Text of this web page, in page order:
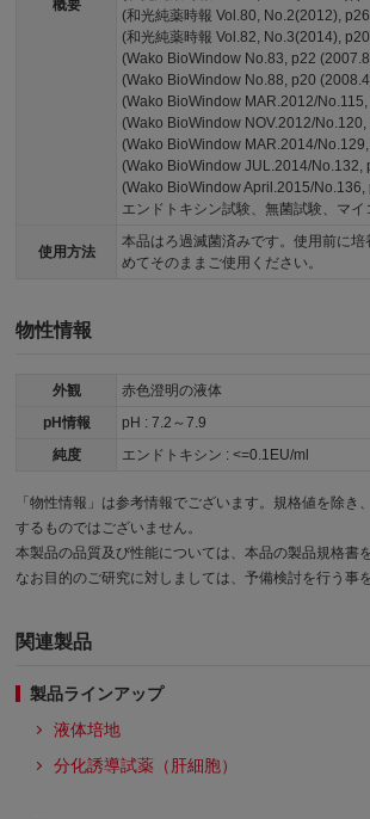
概要
(和光純薬時報 Vol.80, No.2(2012),
(和光純薬時報 Vol.82, No.3(2014),
(Wako BioWindow No.83, p22
(Wako BioWindow No.88, p20
(Wako BioWindow MAR.2012/
(Wako BioWindow NOV.2012/No.120,
(Wako BioWindow MAR.2014/
(Wako BioWindow JUL.2014/No.132,
(Wako BioWindow April.2015/No.136,
エンドトキシン試験、無菌試験、マ
使用方法
本品はろ過滅菌済みです。使用前に
めてそのままご使用ください。
物性情報
外観
赤色澄明の液体
pH情報
pH : 7.2～7.9
純度
エンドトキシン : <=0.1EU/ml
「物性情報」は参考情報でございます。規格値を除き
するものではございません。
本製品の品質及び性能については、本品の製品規格書
なお目的のご研究に対しましては、予備検討を行う事
関連製品
製品ラインアップ
液体培地
分化誘導試薬（肝細胞）